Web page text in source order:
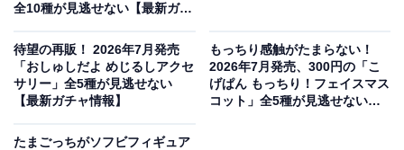
全10種が見逃せない【最新ガチ
待望の再販！ 2026年7月発売
「おしゅしだよ めじるしアクセ
サリー」全5種が見逃せない
【最新ガチャ情報】
もっちり感触がたまらない！
2026年7月発売、300円の「こ
げぱん もっちり！フェイスマス
コット」全5種が見逃せない
たまごっちがソフビフィギュア